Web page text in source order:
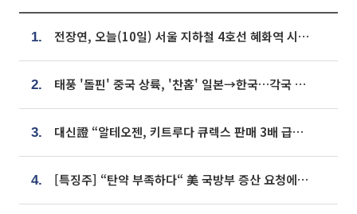
1. 전장연, 오늘(10일) 서울 지하철 4호선 혜화역 시위…1호선 용산역 무정차
2. 태풍 '돌핀' 중국 상륙, '찬홈' 일본→한국…각국 기상청 예상 경로는?
3. 대신證 “알테오젠, 키트루다 큐렉스 판매 3배 급증…목표가 41만원 상향”
4. [특징주] “탄약 부족하다“ 美 국방부 증산 요청에⋯국내 방산주 급등세